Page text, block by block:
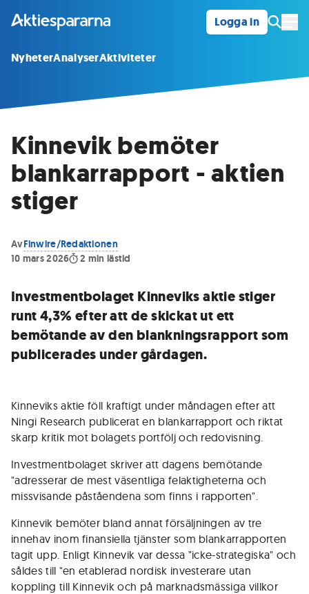
Logga in
NyheterAnalyserAktiviteter
Kinnevik bemöter
blankarrapport - aktien
stiger
AvFinwire/Redaktionen
10 mars 2026
2 min lästid
Investmentbolaget Kinneviks aktie stiger
runt 4,3% efter att de skickat ut ett
bemötande av den blankningsrapport som
publicerades under gårdagen.
Kinneviks aktie föll kraftigt under måndagen efter att
Ningi Research publicerat en blankarrapport och riktat
skarp kritik mot bolagets portfölj och redovisning.
Investmentbolaget skriver att dagens bemötande
"adresserar de mest väsentliga felaktigheterna och
missvisande påståendena som finns i rapporten".
Kinnevik bemöter bland annat försäljningen av tre
innehav inom finansiella tjänster som blankarrapporten
tagit upp. Enligt Kinnevik var dessa "icke-strategiska" och
såldes till "en etablerad nordisk investerare utan
koppling till Kinnevik och på marknadsmässiga villkor